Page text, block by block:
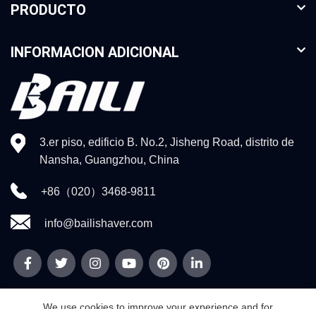
PRODUCTO
INFORMACION ADICIONAL
3.er piso, edificio B. No.2, Jisheng Road, distrito de
Nansha, Guangzhou, China
+86（020）3468-9811
info@bailishaver.com